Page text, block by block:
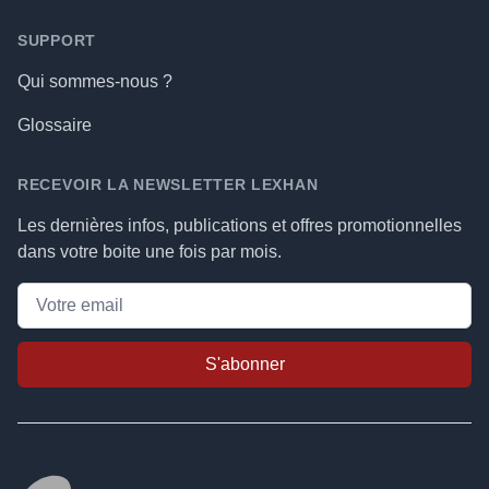
SUPPORT
Qui sommes-nous ?
Glossaire
RECEVOIR LA NEWSLETTER LEXHAN
Les dernières infos, publications et offres promotionnelles
dans votre boite une fois par mois.
S'abonner